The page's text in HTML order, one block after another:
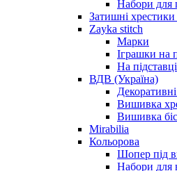
Набори для
Затишні
Zayka stitch
Марки
Іграшки на
На підставці
ВДВ (Україна)
Вишивка
Вишивка
Mirabilia
Кольорова
Шопер під
Набори для